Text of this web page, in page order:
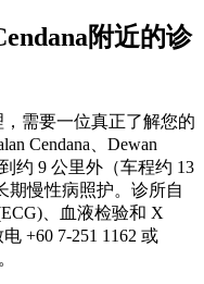
附近的诊
需要一位真正了解您的
Cendana、Dewan
约 9 公里外（车程约 13
期慢性病照护。诊所自
、血液检验和 X
+60 7-251 1162 或